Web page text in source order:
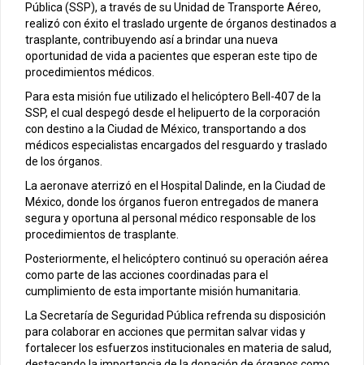
Pública (SSP), a través de su Unidad de Transporte Aéreo,
realizó con éxito el traslado urgente de órganos destinados a
trasplante, contribuyendo así a brindar una nueva
oportunidad de vida a pacientes que esperan este tipo de
procedimientos médicos.
Para esta misión fue utilizado el helicóptero Bell-407 de la
SSP, el cual despegó desde el helipuerto de la corporación
con destino a la Ciudad de México, transportando a dos
médicos especialistas encargados del resguardo y traslado
de los órganos.
La aeronave aterrizó en el Hospital Dalinde, en la Ciudad de
México, donde los órganos fueron entregados de manera
segura y oportuna al personal médico responsable de los
procedimientos de trasplante.
Posteriormente, el helicóptero continuó su operación aérea
como parte de las acciones coordinadas para el
cumplimiento de esta importante misión humanitaria.
La Secretaría de Seguridad Pública refrenda su disposición
para colaborar en acciones que permitan salvar vidas y
fortalecer los esfuerzos institucionales en materia de salud,